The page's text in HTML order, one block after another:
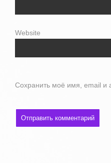
Website
Сохранить моё имя, email и